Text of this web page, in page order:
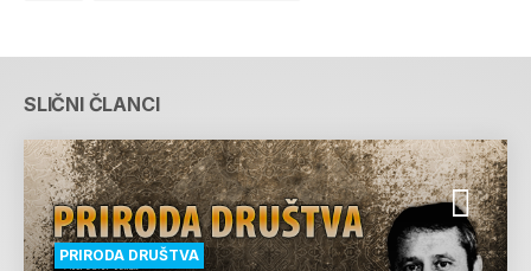
SLIČNI ČLANCI
PRIRODA DRUŠTVA